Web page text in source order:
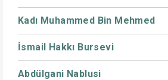
Kadı Muhammed Bin Mehmed
İsmail Hakkı Bursevi
Abdülgani Nablusi